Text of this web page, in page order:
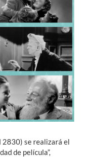
2830) se realizará el
de película”,